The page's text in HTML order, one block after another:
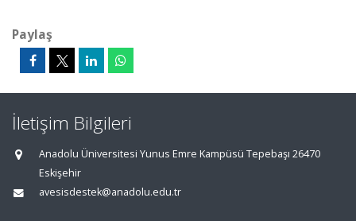
Paylaş
İletişim Bilgileri
Anadolu Üniversitesi Yunus Emre Kampüsü Tepebaşı 26470
Eskişehir
avesisdestek@anadolu.edu.tr